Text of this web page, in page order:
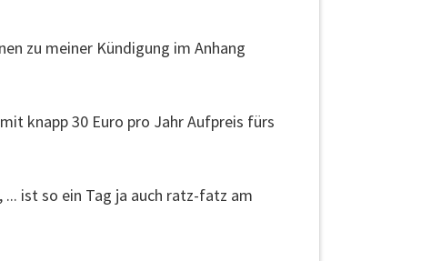
zu meiner Kündigung im Anhang
knapp 30 Euro pro Jahr Aufpreis fürs
ist so ein Tag ja auch ratz-fatz am